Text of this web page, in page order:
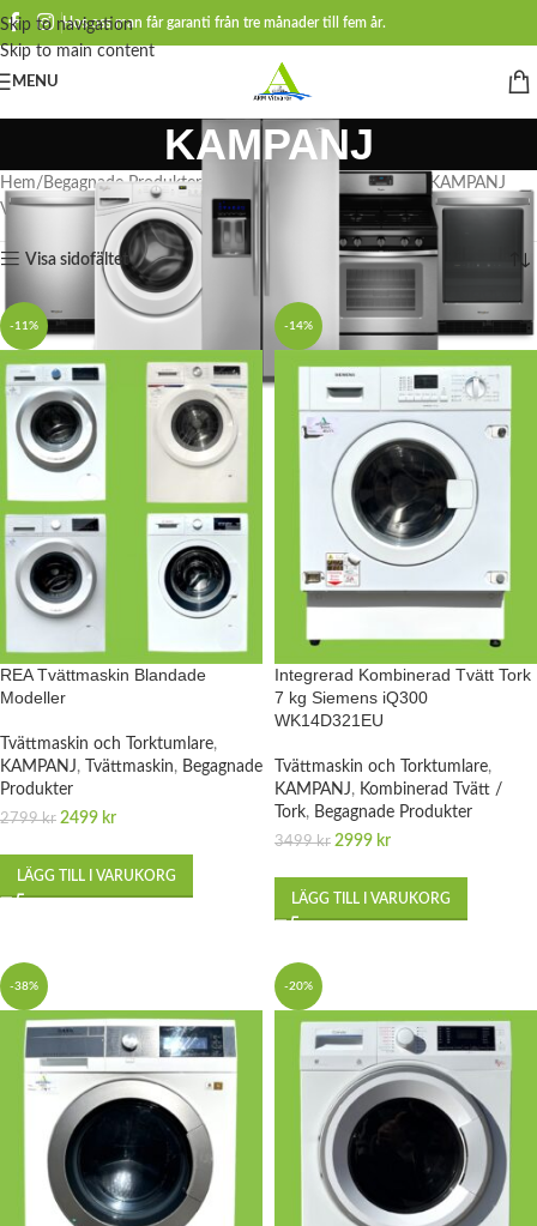
Skip to navigation
Skip to main content
Hos oss man får garanti från tre månader till fem år.
MENU
KAMPANJ
Hem Begagnade Produkter Tvättmaskin och Torktumlare
KAMPANJ
Visar 1–12 av 14 resultat
Visa sidofältet
-11%
REA Tvättmaskin Blandade
Modeller
Tvättmaskin och Torktumlare,
KAMPANJ, Tvättmaskin, Begagnade
Produkter
2799kr 2499 kr
LÄGG TILL I VARUKORG
-14%
Integrerad Kombinerad Tvätt Tork
7 kg Siemens iQ300
WK14D321EU
Tvättmaskin och Torktumlare,
KAMPANJ, Kombinerad Tvätt /
Tork, Begagnade Produkter
3499kr 2999 kr
LÄGG TILL I VARUKORG
-38% -20%